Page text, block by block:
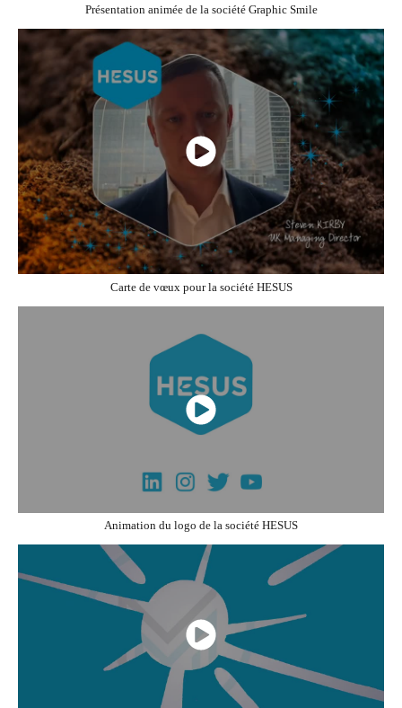
Présentation animée de la société Graphic Smile
Carte de vœux pour la société HESUS
Animation du logo de la société HESUS